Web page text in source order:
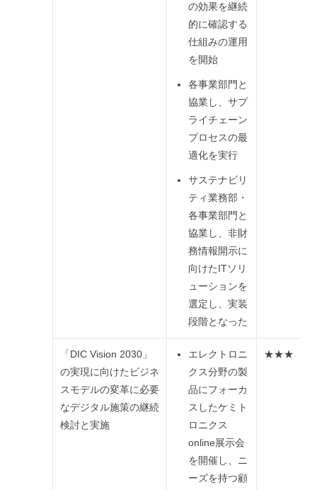
の効果を継続
的に確認する
仕組みの運用
を開始
各事業部門と
協業し、サプ
ライチェーン
プロセスの最
適化を実行
サステナビリ
ティ業務部・
各事業部門と
協業し、非財
務情報開示に
向けたITソリ
ューションを
選定し、実装
段階となった
「DIC Vision 2030」
の実現に向けたビジネ
スモデルの変革に必要
なデジタル施策の継続
検討と実施
エレクトロニ
クス分野の製
品にフォーカ
スしたケミト
ロニクス
online展示会
を開催し、ニ
ーズを持つ顧
★★★